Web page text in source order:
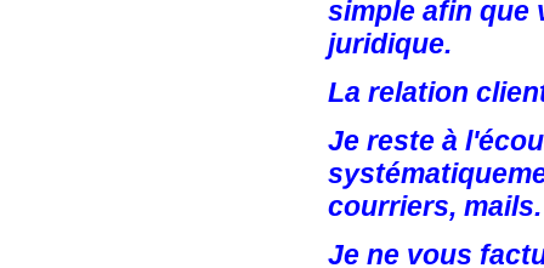
simple afin que
juridique.
La relation
Je reste à
courriers, mails.
Je ne vous